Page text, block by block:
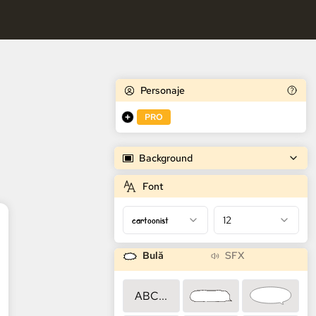
Personaje
PRO
Background
Font
cartoonist 12
Bulă SFX
ABC...